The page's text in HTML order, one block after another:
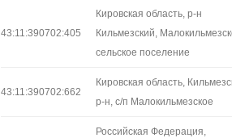
43:11:390702:405
Кировская область, р-н
Кильмезский,
сельское поселение
43:11:390702:662
Кировская область,
р-н, с/п Малокильмезское
Российская Федерация,